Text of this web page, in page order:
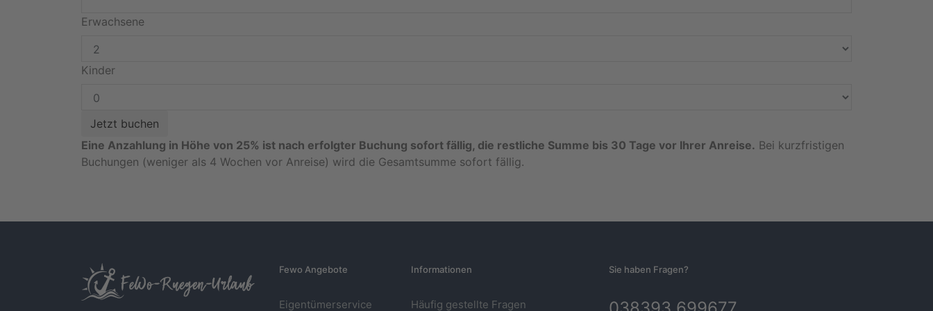
Erwachsene
Kinder
Eine Anzahlung in Höhe von 25% ist nach erfolgter Buchung sofort fällig, die restliche Summe bis 30 Tage vor Ihrer Anreise. Bei kurzfristigen
Buchungen (weniger als 4 Wochen vor Anreise) wird die Gesamtsumme sofort fällig.
Fewo Angebote
Eigentümerservice
Informationen
Häufig gestellte Fragen
Sie haben Fragen?